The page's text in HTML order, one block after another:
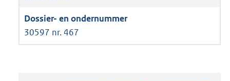
30597 nr. 467